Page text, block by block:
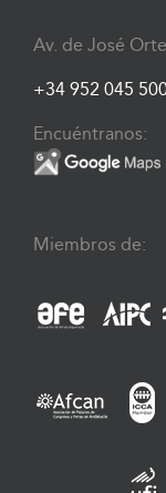
Av. de José
+34 952 045
Encuéntranos:
Miembros de: